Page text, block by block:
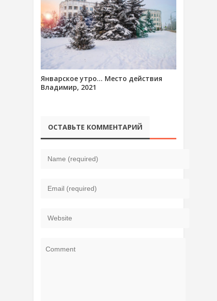
Январское утро… Место действия
Владимир, 2021
ОСТАВЬТЕ КОММЕНТАРИЙ